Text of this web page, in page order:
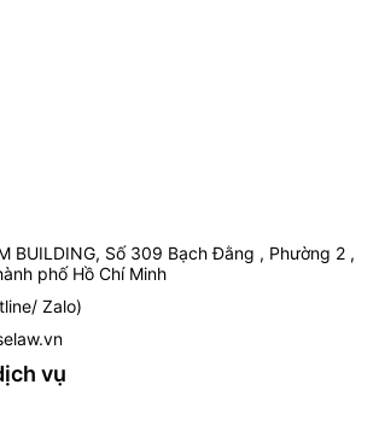
BUILDING, Số 309 Bạch Đằng , Phường 2 ,
phố Hồ Chí Minh
Zalo)
vụ